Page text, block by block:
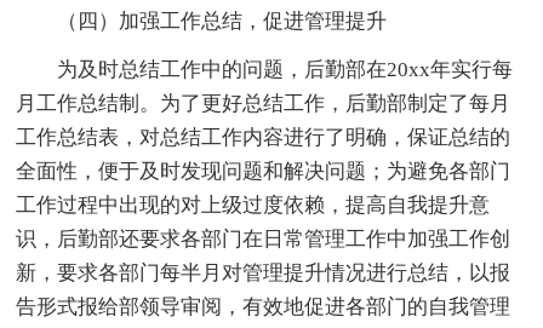
（四）加强工作总结，促进管理提升
为及时总结工作中的问题，后勤部在20xx年实行每
月工作总结制。为了更好总结工作，后勤部制定了每月
工作总结表，对总结工作内容进行了明确，保证总结的
全面性，便于及时发现问题和解决问题；为避免各部门
工作过程中出现的对上级过度依赖，提高自我提升意
识，后勤部还要求各部门在日常管理工作中加强工作创
新，要求各部门每半月对管理提升情况进行总结，以报
告形式报给部领导审阅，有效地促进各部门的自我管理